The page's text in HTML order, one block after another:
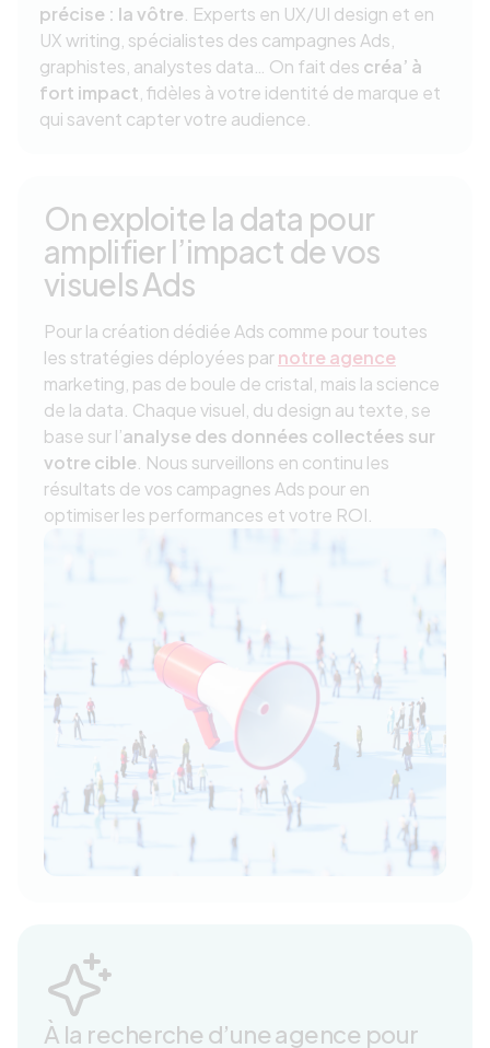
précise : la vôtre . Experts en UX/UI design et en
UX writing, spécialistes des campagnes Ads,
graphistes, analystes data… On fait des créa’ à
fort impact , fidèles à votre identité de marque et
qui savent capter votre audience.
On exploite la data pour
amplifier l’impact de vos
visuels Ads
Pour la création dédiée Ads comme pour toutes
les stratégies déployées parnotre agence
marketing, pas de boule de cristal, mais la science
de la data. Chaque visuel, du design au texte, se
base sur l’analyse des données collectées sur
votre cible . Nous surveillons en continu les
résultats de vos campagnes Ads pour en
optimiser les performances et votre ROI.
À la recherche d’une agence pour